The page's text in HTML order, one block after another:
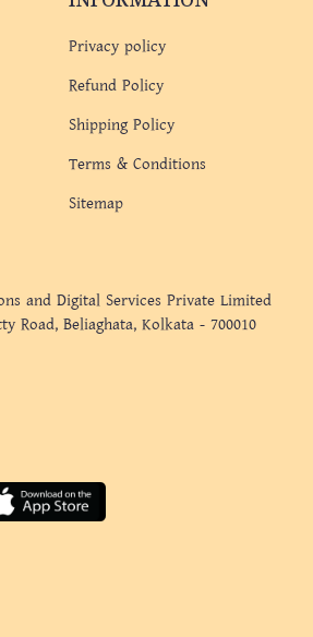
Privacy policy
Refund Policy
Shipping Policy
Terms & Conditions
Sitemap
and Digital Services Private Limited
Road, Beliaghata, Kolkata - 700010